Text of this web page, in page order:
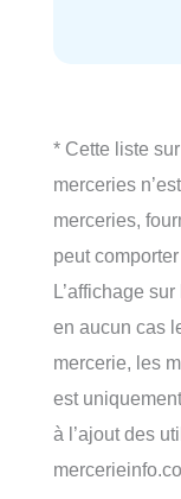
* Cette liste
merceries
merceries,
peut
L’affichage
en aucun cas
mercerie, les
est
à l’ajout des